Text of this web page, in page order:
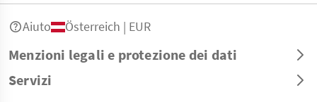
Menzioni legali e protezione dei dati
Servizi
Aiuto Österreich | EUR